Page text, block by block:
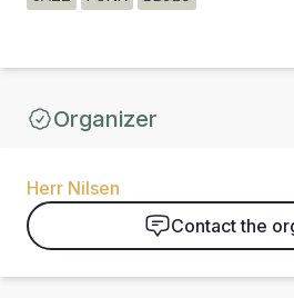
Organizer
Herr Nilsen